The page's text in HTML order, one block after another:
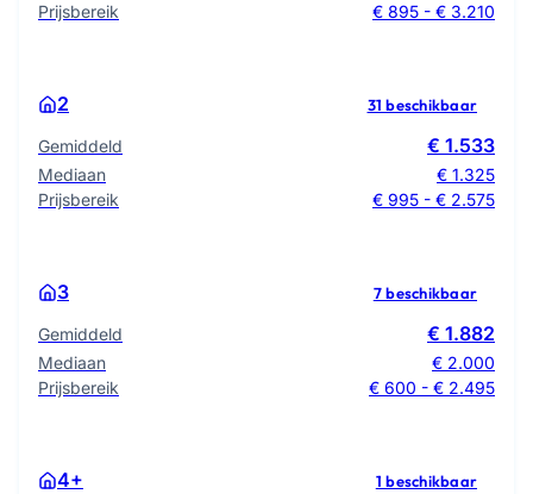
Prijsbereik
€ 895 - € 3.210
2 31 beschikbaar
Gemiddeld € 1.533
Mediaan
€ 1.325
Prijsbereik
€ 995 - € 2.575
3 7 beschikbaar
Gemiddeld € 1.882
Mediaan
€ 2.000
Prijsbereik
€ 600 - € 2.495
4+ 1 beschikbaar